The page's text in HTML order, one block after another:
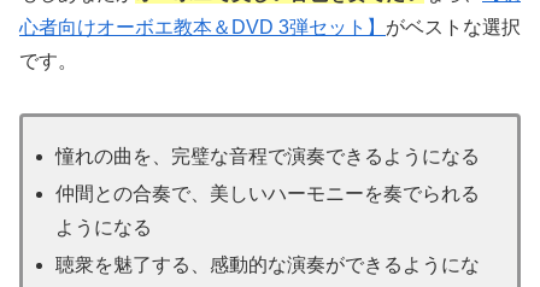
心者向けオーボエ教本＆DVD 3弾セット】 がベストな選択
です。
憧れの曲を、完璧な音程で演奏できるようになる
仲間との合奏で、美しいハーモニーを奏でられる
ようになる
聴衆を魅了する、感動的な演奏ができるようにな